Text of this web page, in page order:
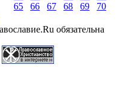
65
66 67 68 69
70
обязательна